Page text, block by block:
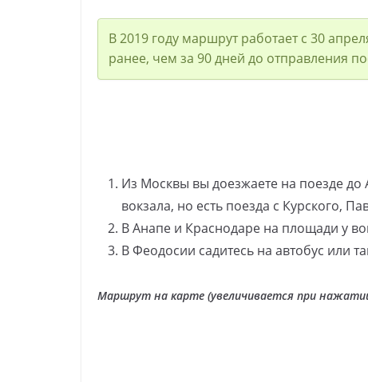
В 2019 году маршрут работает с 30
ранее, чем за 90 дней до отправления
Из Москвы вы доезжаете на поезде
вокзала, но есть поезда с Курского,
В Анапе и Краснодаре на площади у
В Феодосии садитесь на автобус или
Маршрут на карте (увеличивается при